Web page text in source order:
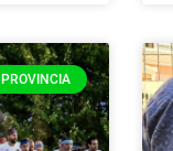
PROVINCIA